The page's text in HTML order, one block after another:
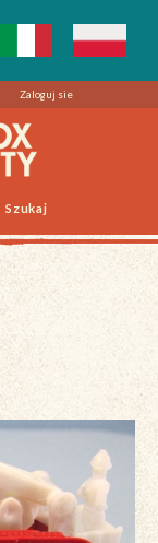
Zaloguj sie
Szukaj